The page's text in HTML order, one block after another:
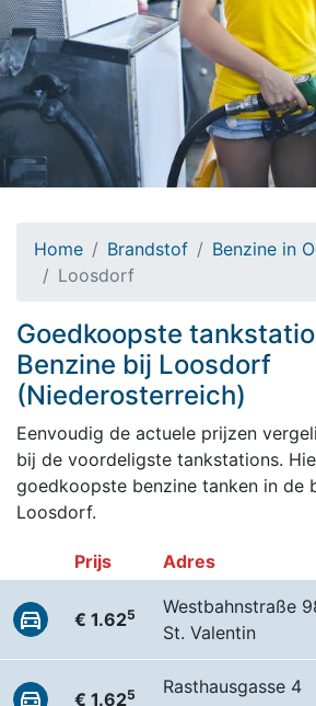
Home Brandstof
Benzine in
Loosdorf
Goedkoopste
Benzine bij Loosdorf
(Niederosterreich)
Eenvoudig de actuele prijzen
bij de voordeligste tankstations.
goedkoopste benzine tanken in de
Loosdorf.
Prijs Adres
€ 1.625
Westbahnstraße
St. Valentin
€ 1.625
Rasthausgasse 4